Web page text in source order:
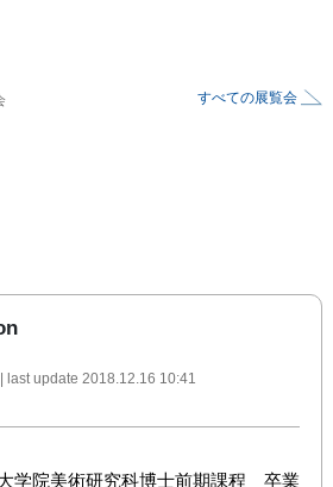
すべての展覧会
| last update 2018.12.16 10:41
学院美術研究科博士前期課程　卒業